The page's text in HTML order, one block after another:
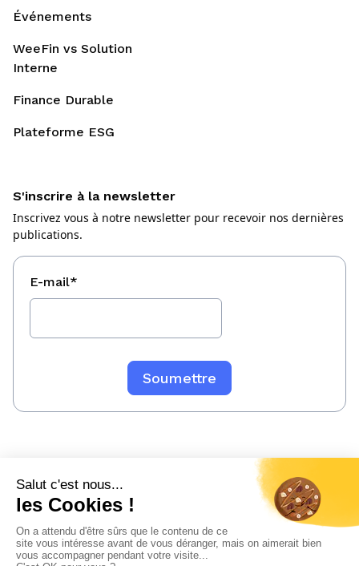
Événements
WeeFin vs Solution
Interne
Finance Durable
Plateforme ESG
S'inscrire à la newsletter
Inscrivez vous à notre newsletter pour recevoir nos dernières
publications.
E-mail*
Mentions légales Politique de confidentialitéSitemap